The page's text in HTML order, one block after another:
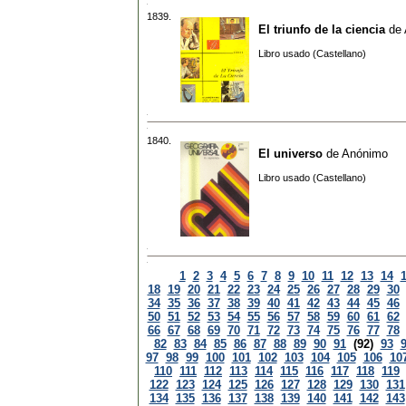
1839.
El triunfo de la ciencia de
Libro usado (Castellano)
1840.
El universo de Anónimo
Libro usado (Castellano)
1 2 3 4 5 6 7 8 9 10 11 12 13 14
18 19 20 21 22 23 24 25 26 27 28 29 30
34 35 36 37 38 39 40 41 42 43 44 45 46
50 51 52 53 54 55 56 57 58 59 60 61 62
66 67 68 69 70 71 72 73 74 75 76 77 78
82 83 84 85 86 87 88 89 90 91 (92) 93
97 98 99 100 101 102 103 104 105 106
110 111 112 113 114 115 116 117 118 119
122 123 124 125 126 127 128 129 130 131
134 135 136 137 138 139 140 141 142 143